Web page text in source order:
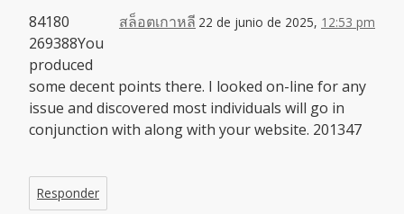
สล็อตเกาหลี 22 de junio de 2025, 12:53 pm
84180
269388You
produced
some decent points there. I looked on-line for any
issue and discovered most individuals will go in
conjunction with along with your website. 201347
Responder